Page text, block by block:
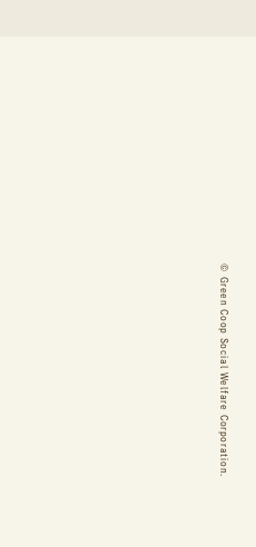
©
Green Coop Social Welfare Corporation.